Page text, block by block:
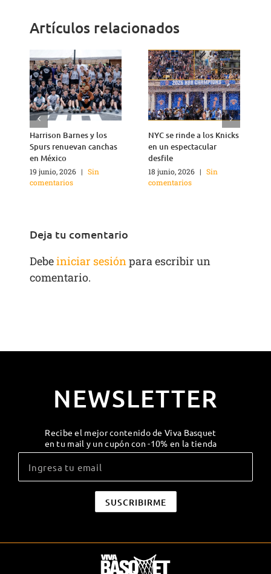
Artículos relacionados
Harrison Barnes y los
Spurs renuevan canchas
en México
19 junio, 2026 | Sin
comentarios
NYC se rinde a los Knicks
en un espectacular
desfile
18 junio, 2026 | Sin
comentarios
Deja tu comentario
Debeiniciar sesiónpara escribir un
comentario.
NEWSLETTER
Recibe el mejor contenido de Viva Basquet
en tu mail y un cupón con -10% en la tienda